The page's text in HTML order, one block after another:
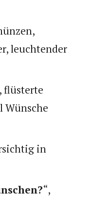
leuchtender
, flüsterte
Wünsche
in
“,